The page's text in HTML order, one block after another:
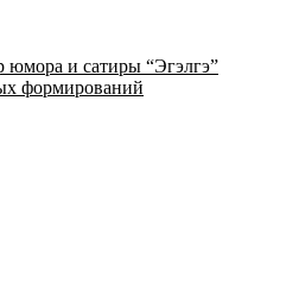
юмора и сатиры “Эгэлгэ”
формирований